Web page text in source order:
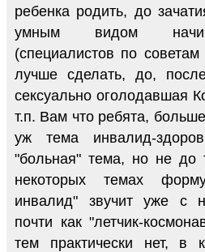
ребенка родить, до
умным видом
(специалистов по
лучше сделать, до,
сексуально оголодавшая
т.п. Вам что ребята,
уж тема инвалид-
"больная" тема, но не до
некоторых темах
инвалид" звучит уже с
почти как "летчик-
тем практически нет, в